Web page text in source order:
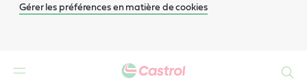
Gérer les préférences en matière de cookies